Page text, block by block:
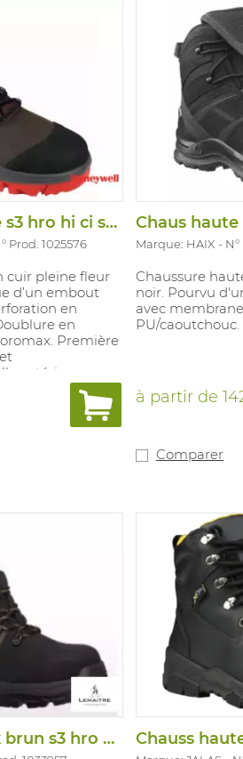
Chauss haute hike s3 hro hi ci src
Prod. 1025576
cuir pleine fleur
d’un embout
en
en
Première
extérieure en
49.
Marque: HAIX
Chaussure
noir. Pourvu
avec
PU/caoutchouc.
à partir de
Comparer
Chauss haute trek brun s3 hro hi ci src